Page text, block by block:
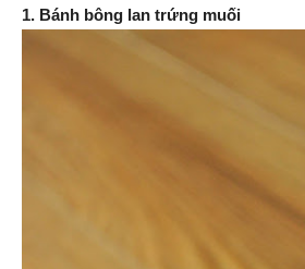
1. Bánh bông lan trứng muối